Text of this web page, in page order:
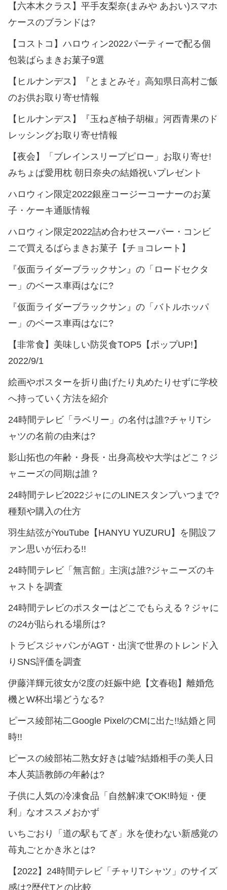
【六本木クラス】平手友梨奈(まみや あおい)スマホ
ケースのブランドは?
【コストコ】ハロウィン2022パーティーで配る個
包装ばらまきお菓子9選
【ヒルナンデス】『とまとみそ』高知県日高村ご飯
のお供お取り寄せ情報
【ヒルナンデス】『玉ねぎ柚子胡椒』河西青果のド
レッシングお取り寄せ情報
【夜会】「ブレインスリープピロー」お取り寄せ!
みちょぱ愛用枕 朝日奈央の結婚祝いプレゼント
ハロウィン限定2022銀座コージーコーナーのお菓
子・ケーキ通販情報
ハロウィン限定2022詰め合わせスーパー・コンビ
ニで買えるばらまきお菓子【チョコレート】
『仮面ライダーブラックサン』の「ロードセクタ
ー」のベース車両はなに?
『仮面ライダーブラックサン』の「バトルホッパ
ー」のベース車両はなに?
【非常食】美味しい防災食TOP5【ポップUP!】
2022/9/1
絵画やポスターを折り曲げたり丸めたりせずに学校
へ持っていく方法を紹介
24時間テレビ「ラベリー」の名付は誰?チャリTシ
ャツの名前の由来は?
影山拓也の年齢・身長・出身高校や大学はどこ？ジ
ャニーズの同期は誰？
24時間テレビ2022ジャにのLINEスタンプいつまで?
種類や購入の仕方
羽生結弦がYouTube【HANYU YUZURU】を開設フ
ァン思いが伝わる!!
24時間テレビ「無言館」主演は誰?ジャニーズのキ
ャストを調査
24時間テレビのポスターはどこでもらえる？ジャに
の24が貼られる場所は?
トラビスジャパンがAGT・出演で世界のトレンド入
りSNS評価を調査
伊藤洋輝元彼女が2度の妊娠中絶【文春砲】離婚危
機とW杯出場どうなる?
ピース綾部祐二Google PixelのCMに出た!!結婚と同
時!!
ピースの綾部祐二熟女好きは嘘?結婚相手の美人日
本人英語教師の年齢は?
子供に人気の冷凍食品「自然解凍でOK!時短・便
利」なオススメおかず
いちごおり「道の駅もてぎ」氷を使わない新感覚の
苺丸ごとかき氷とは?
【2022】24時間テレビ「チャリTシャツ」のサイズ
感は?歴代Tとの比較